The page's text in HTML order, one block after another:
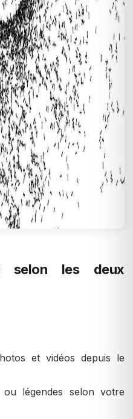
selon les deux
et vidéos depuis le
légendes selon votre